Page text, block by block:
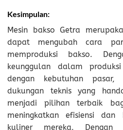
Kesimpulan:
Mesin bakso Getra
dapat mengubah cara
memproduksi bakso.
keunggulan dalam
dengan kebutuhan
dukungan teknis yang
menjadi pilihan terbaik
meningkatkan efisiensi
kuliner mereka.